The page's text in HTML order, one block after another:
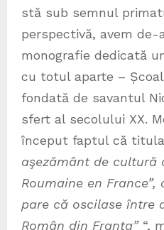
stă sub semnul
perspectivă, avem de-
monografie dedicată
cu totul aparte –
fondată de savantul
sfert al secolului XX.
început faptul că
aşezământ de cultură
Roumaine en
pare că oscilase între
Român din Franţa” “,